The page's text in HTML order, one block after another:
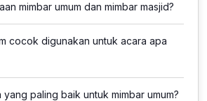
mimbar umum dan mimbar masjid?
cocok digunakan untuk acara apa
yang paling baik untuk mimbar umum?